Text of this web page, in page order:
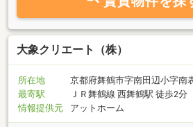
大象クリエート（株）
所在地
京都府舞鶴市字南田辺小字南
最寄駅
ＪＲ舞鶴線 西舞鶴駅 徒歩2分
情報提供元
アットホーム